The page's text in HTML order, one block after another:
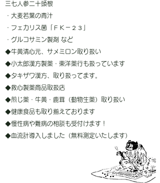
三七人参二十頭根
・大麦若葉の青汁
・フェカリス菌「ＦＫ－２３」
・グルコサミン製剤 など
◆牛黄清心元、サメミロン取り扱い
◆小太郎漢方製薬・東洋薬行も扱っています
◆タキザワ漢方、取り扱ってます。
◆救心製薬商品取扱店
◆煎じ薬・牛黄・鹿茸（動物生薬）取り扱い
◆健康食品も取り揃えております
◆慢性病や難病の相談も受付けます！
◆血流計導入しました（無料測定いたします）